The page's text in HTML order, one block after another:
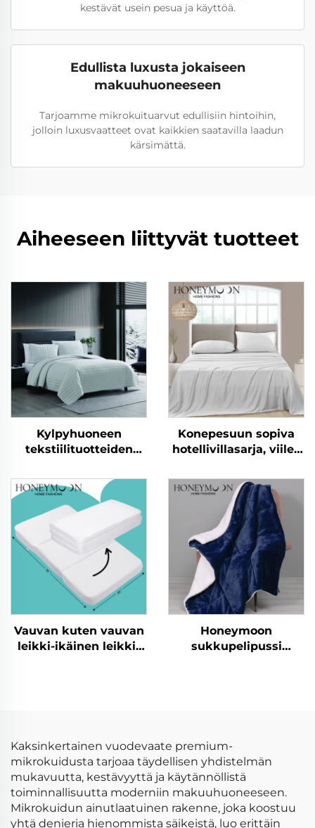
kestävät usein pesua ja käyttöä.
Edullista luxusta jokaiseen
makuuhuoneeseen
Tarjoamme mikrokuituarvut edullisiin hintoihin,
jolloin luxusvaatteet ovat kaikkien saatavilla laadun
kärsimättä.
Aiheeseen liittyvät tuotteet
Kylpyhuoneen
tekstiilituotteiden
villapäällysteinen
kääntyvä
makuuhuoneen viltti-
ja peittojoukko
Konepesuun sopiva
hotellivillasarja, viileä
seitsijoukko
Vauvan kuten vauvan
leikki-ikäinen leikki-
Honeymoon
sukkupelipussi
villaheittävä peite
Kaksinkertainen vuodevaate premium-
mikrokuidusta tarjoaa täydellisen yhdistelmän
mukavuutta, kestävyyttä ja käytännöllistä
toiminnallisuutta moderniin makuuhuoneeseen.
Mikrokuidun ainutlaatuinen rakenne, joka koostuu
yhtä denieria hienommista säikeistä, luo erittäin